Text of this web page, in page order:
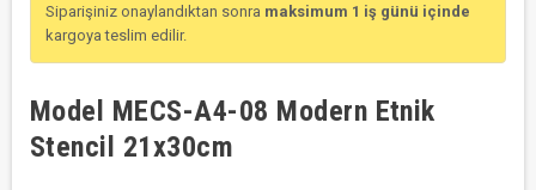
Siparişiniz onaylandıktan sonra maksimum 1 iş günü içinde
kargoya teslim edilir.
Model MECS-A4-08 Modern Etnik
Stencil 21x30cm